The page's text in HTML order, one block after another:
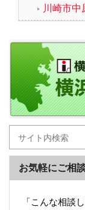
川崎市中
お気軽にご相
「こんな相談